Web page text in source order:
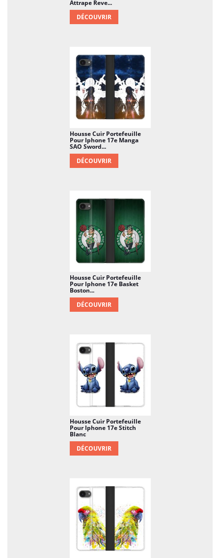
Attrape Reve...
DÉCOUVRIR
Housse Cuir Portefeuille
Pour Iphone 17e Manga
SAO Sword...
DÉCOUVRIR
Housse Cuir Portefeuille
Pour Iphone 17e Basket
Boston...
DÉCOUVRIR
Housse Cuir Portefeuille
Pour Iphone 17e Stitch
Blanc
DÉCOUVRIR